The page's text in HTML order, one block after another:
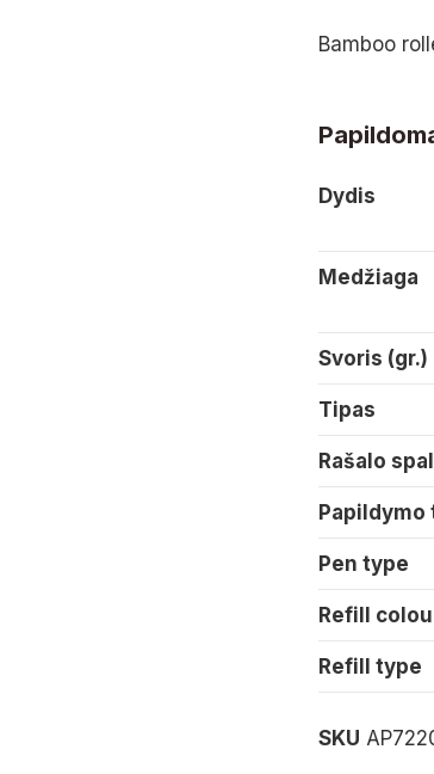
Bamboo
Dydis
Medžiaga
Svoris (gr.)
Tipas
Rašalo
Papildymo
Pen type
Refill
Refill type
SKU